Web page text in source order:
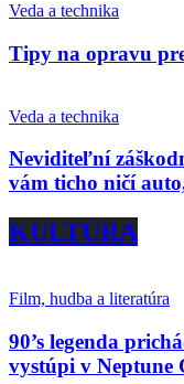
Veda a technika
Tipy na opravu
Veda a technika
Neviditeľní
vám ticho ničí
KULTÚRA
Film, hudba a literatúra
90’s legenda
vystúpi v Neptune